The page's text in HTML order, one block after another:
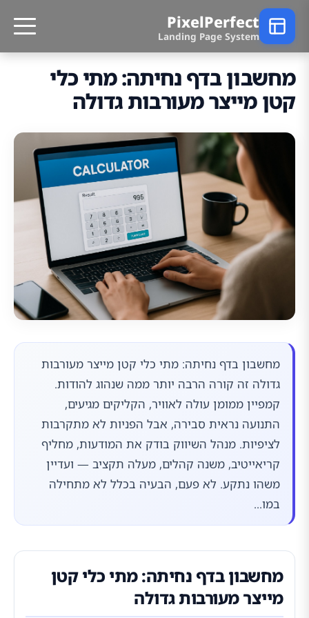
PixelPerfect
Landing Page System
מחשבון בדף נחיתה: מתי כלי
קטן מייצר מעורבות גדולה
מחשבון בדף נחיתה: מתי כלי קטן מייצר מעורבות
גדולה זה קורה הרבה יותר ממה שנהוג להודות.
קמפיין ממומן עולה לאוויר, הקליקים מגיעים,
התנועה נראית סבירה, אבל הפניות לא מתקרבות
לציפיות. מנהל השיווק בודק את המודעות, מחליף
קריאייטיב, משנה קהלים, מעלה תקציב — ועדיין
משהו נתקע. לא פעם, הבעיה בכלל לא מתחילה
במו...
מחשבון בדף נחיתה: מתי כלי קטן
מייצר מעורבות גדולה